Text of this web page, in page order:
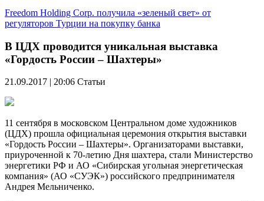
Freedom Holding Corp. получила «зеленый свет» от
регуляторов Турции на покупку банка
В ЦДХ проводится уникальная выставка
«Гордость России – Шахтеры»
21.09.2017 | 20:06 Статьи
11 сентября в московском Центральном доме художников
(ЦДХ) прошла официальная церемония открытия выставки
«Гордость России – Шахтеры». Организаторами выставки,
приуроченной к 70-летию Дня шахтера, стали Министерство
энергетики РФ и АО «Сибирская угольная энергетическая
компания» (АО «СУЭК») российского предпринимателя
Андрея Мельниченко.